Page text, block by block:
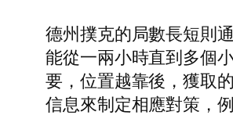
德州撲克的局數長短則
能從一兩小時直到多個
要，位置越靠後，獲取
信息來制定相應對策，